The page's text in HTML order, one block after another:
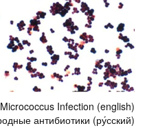
Micrococcus Infection (english)
антибиотики (ру́сский)